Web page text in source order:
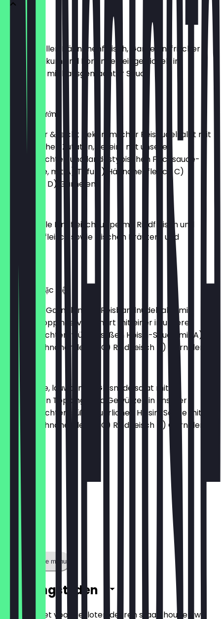
Gỏi Cuốn
Sommerrollen Hähnchenfleisch, Garnelen, frischer
Salat, Basilikum und Koriander, eingewickelt in
Reispapier mit hausgemachter Sauce
€ 7,50
Bún Thịt Nướng
Lauwarmer & leicht bekömmlicher Reisnudelsalat mit
vielen frischen Zutaten, vereint mit unserer
hausgemachten und landestypischen Fischsauce-
Vinaigrette, mit A) Tofu B) Hähnchenfleisch C)
Rindfleisch D) Garnelen
Traditionelle Rindfleischsuppe mit Rindfleisch und
Hähnchenfleisch sowie frischen Kräutern und
€ 12,50
Phở Tôm Đặc Biệt
Suppe aus Garnelen und Reisbandnudelsalat mit
frischen Toppings, verfeinert mit einer in unserer
hausgemachten, würzig-süßen Hoisin-Sauce mit A)
Tofu B) Hähnchenfleisch C) Rindfleisch D) Garnelen
Miến Trộn
Tiefgarnele, lauwarmer Glasnudelsalat mit
gebratenen Toppings und Gewürzen in unserer
hausgemachten, süß-säuerlichen Hoisin-Sauce mit A)
Tofu B) Hähnchenfleisch C) Rindfleisch D) Garnelen
Toon volledige menu
Openingstijden
Zodat je niet voor gesloten deuren staat, houden we